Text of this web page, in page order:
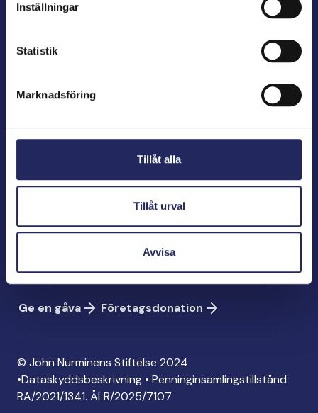
Inställningar
Statistik
Marknadsföring
Tillåt alla
Tillåt urval
Avvisa
John Nurminens Stiftelse är Östersjöns beskyddare,
förespråkare för havets betydelse, den marina
John Nurminens Stiftelse
Bölegatan 2
info@jnfoundation.fi
Konto: FI06 1214 3000 1122 96
MobilePay: 74792
Ge en gåva
Företagsdonation
© John Nurminens Stiftelse 2024
•Dataskyddsbeskrivning • Penninginsamlingstillstånd
RA/2021/1341. ÅLR/2025/7107